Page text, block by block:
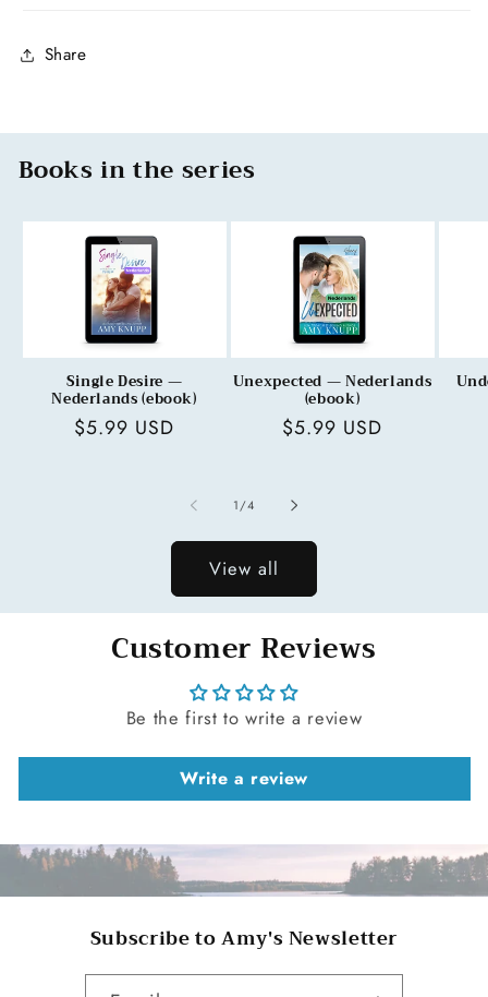
Share
Books in the series
Single Desire —
Nederlands (ebook)
Regular
$5.99 USD
Unexpected — Nederlands
(ebook)
Regular
$5.99 USD
1/of
4
View all
Customer Reviews
Be the first to write a review
Write a review
Subscribe to Amy's Newsletter